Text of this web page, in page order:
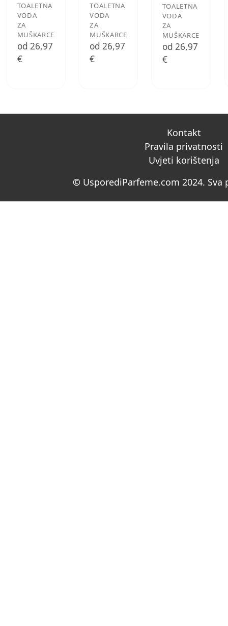
TOALETNA
VODA
ZA
MUŠKARCE
od 26,97
€
TOALETNA
VODA
ZA
MUŠKARCE
od 26,97
€
TOALETNA
VODA
ZA
MUŠKARCE
od 26,97
€
Kontakt
Pravila privatnosti
Uvjeti korištenja
© UsporediParfeme.com 2024. Sva